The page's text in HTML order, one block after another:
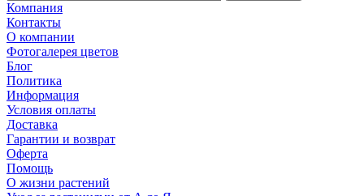
Компания
Контакты
О компании
Фотогалерея цветов
Блог
Политика
Информация
Условия оплаты
Доставка
Гарантии и возврат
Оферта
Помощь
О жизни растений